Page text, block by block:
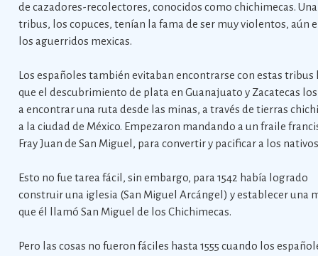
de cazadores-recolectores, conocidos como chichimecas.
tribus, los copuces, tenían la fama de ser muy violentos, aún
los aguerridos mexicas.
Los españoles también evitaban encontrarse con estas tribus
que el descubrimiento de plata en Guanajuato y Zacatecas
a encontrar una ruta desde las minas, a través de tierras
a la ciudad de México. Empezaron mandando a un fraile
Fray Juan de San Miguel, para convertir y pacificar a los
Esto no fue tarea fácil, sin embargo, para 1542 había logrado
construir una iglesia (San Miguel Arcángel) y establecer una
que él llamó San Miguel de los Chichimecas.
Pero las cosas no fueron fáciles hasta 1555 cuando los